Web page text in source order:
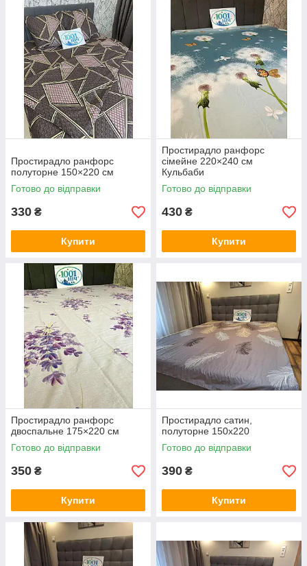
Простирадло ранфорс
полуторне 150×220 см
Готово до відправки
330 ₴
Купити
Простирадло ранфорс
сімейне 220×240 см
Кульбаби
Готово до відправки
430 ₴
Купити
Простирадло ранфорс
двоспальне 175×220 см
Готово до відправки
350 ₴
Купити
Простирадло сатин,
полуторне 150х220
Готово до відправки
390 ₴
Купити